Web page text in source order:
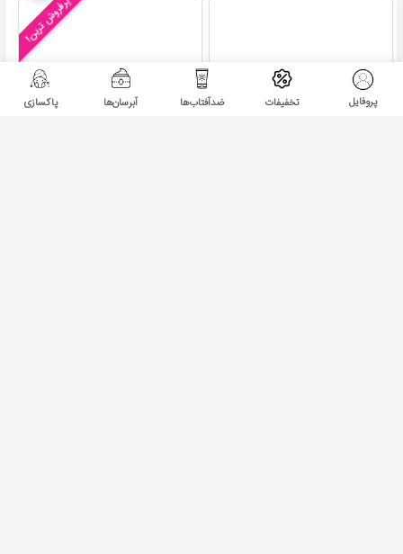
پرفروش ترین!
پروفایل تخفیفات ضدآفتاب‌ها آبرسان‌ها پاکسازی